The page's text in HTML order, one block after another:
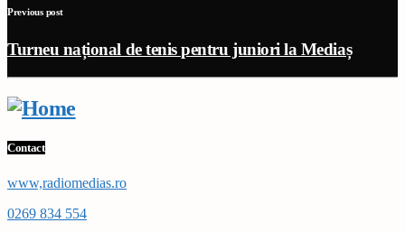
Previous post
Turneu național de tenis pentru juniori la Mediaș
Contact
www,radiomedias.ro
0269 834 554